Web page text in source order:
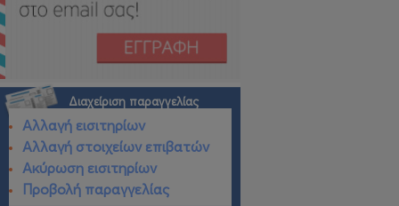
Διαχείριση παραγγελίας
Αλλαγή εισιτηρίων
Αλλαγή στοιχείων επιβατών
Ακύρωση εισιτηρίων
Προβολή παραγγελίας